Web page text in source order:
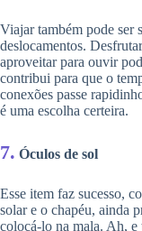
Viajar também pode ser
deslocamentos.
aproveitar para ouvir
contribui para que o
conexões passe
é uma escolha certeira.
7. Óculos de sol
Esse item faz sucesso,
solar e o chapéu, ainda
colocá-lo na mala. Ah, e